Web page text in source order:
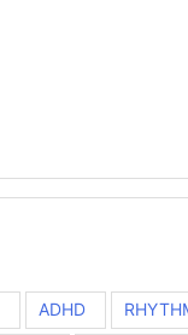
ADHD